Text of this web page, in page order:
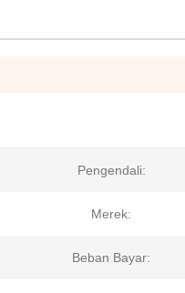
Pengendali:
Merek:
Beban Bayar: